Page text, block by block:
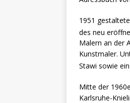
1951
des neu
Malern an der
Kunstmaler.
Stawi sowie
Mitte der
Karlsruhe-